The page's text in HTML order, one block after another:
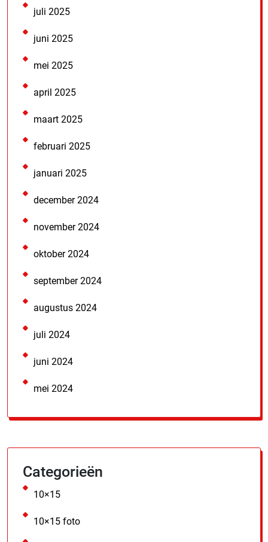
juli 2025
juni 2025
mei 2025
april 2025
maart 2025
februari 2025
januari 2025
december 2024
november 2024
oktober 2024
september 2024
augustus 2024
juli 2024
juni 2024
mei 2024
Categorieën
10×15
10×15 foto